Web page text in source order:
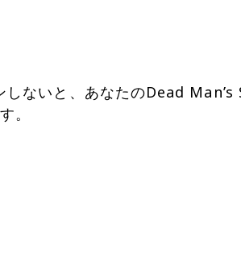
ないと、あなたのDead